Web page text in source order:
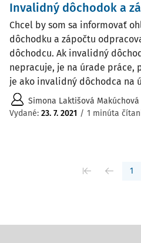
Invalidný dôchodok a
Chcel by som sa informovať
dôchodku a zápočtu
dôchodcu. Ak invalidný
nepracuje, je na úrade práce,
je ako invalidný dôchodca na
Simona Laktišová Makúchová
Vydané: 23. 7. 2021 / 1 minúta
1